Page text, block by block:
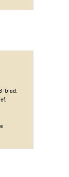
blad.